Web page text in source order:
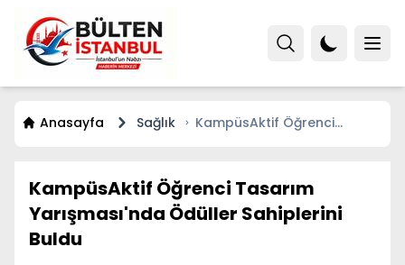
Anasayfa Sağlık
KampüsAktif Öğrenci
KampüsAktif Öğrenci Tasarım
Yarışması'nda Ödüller Sahiplerini
Buldu